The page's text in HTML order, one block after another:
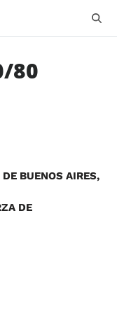
80
BUENOS AIRES,
DE